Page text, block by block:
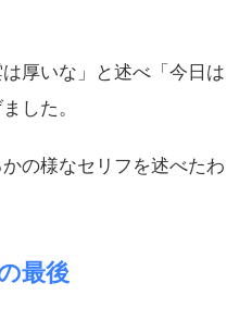
厚いな」と述べ「今日は
した。
の様なセリフを述べたわ
最後